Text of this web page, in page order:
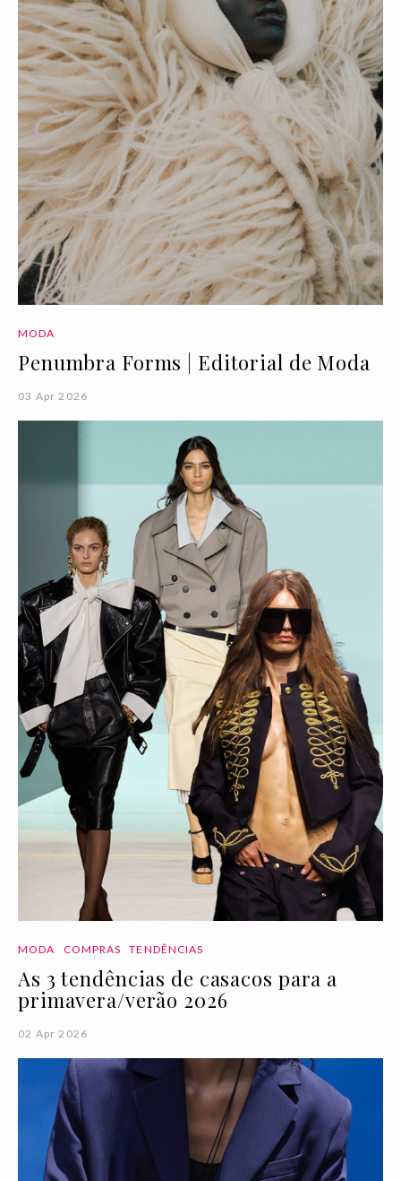
MODA
Penumbra Forms | Editorial de Moda
03 Apr 2026
MODA COMPRAS TENDÊNCIAS
As 3 tendências de casacos para a
primavera/verão 2026
02 Apr 2026